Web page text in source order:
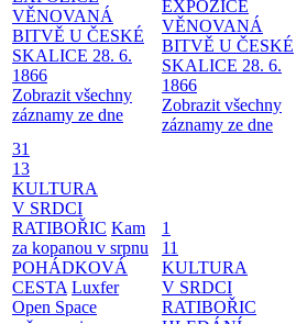
VĚNOVANÁ
BITVĚ U ČESKÉ
SKALICE 28. 6.
1866
Zobrazit všechny
záznamy ze dne
EXPOZICE
VĚNOVANÁ
BITVĚ U ČESKÉ
SKALICE 28. 6.
1866
Zobrazit všechny
záznamy ze dne
31
13
KULTURA
V SRDCI
RATIBOŘIC Kam
za kopanou v srpnu
POHÁDKOVÁ
CESTA Luxfer
Open Space
1
11
KULTURA
V SRDCI
RATIBOŘIC